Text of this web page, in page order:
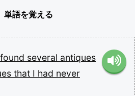
単語を覚える
found several antiques
that I had never